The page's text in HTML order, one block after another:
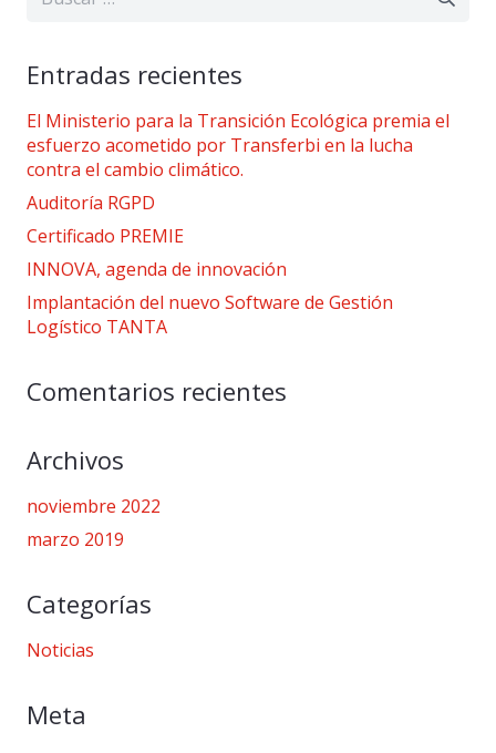
Entradas recientes
El Ministerio para la Transición Ecológica premia el
esfuerzo acometido por Transferbi en la lucha
contra el cambio climático.
Auditoría RGPD
Certificado PREMIE
INNOVA, agenda de innovación
Implantación del nuevo Software de Gestión
Logístico TANTA
Comentarios recientes
Archivos
noviembre 2022
marzo 2019
Categorías
Noticias
Meta